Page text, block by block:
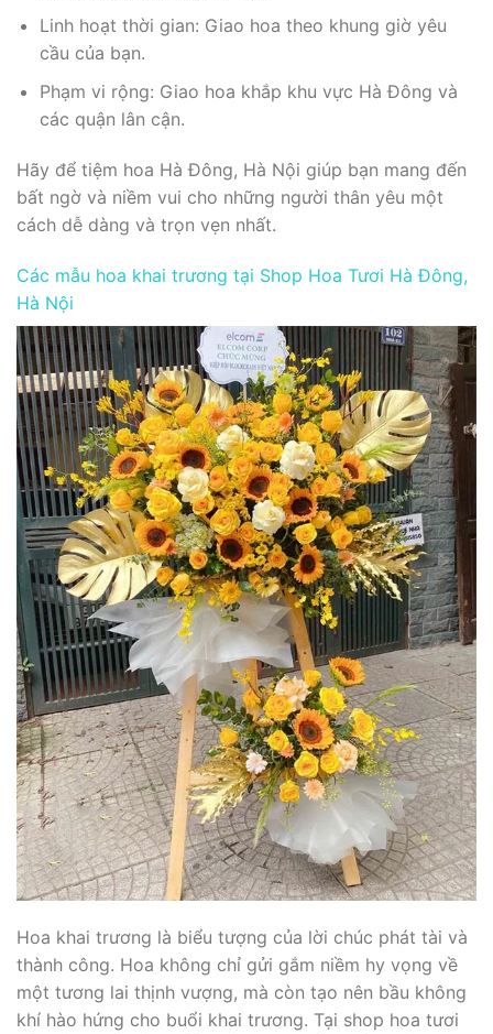
Linh hoạt thời gian: Giao hoa theo khung giờ yêu
cầu của bạn.
Phạm vi rộng: Giao hoa khắp khu vực Hà Đông và
các quận lân cận.
Hãy để tiệm hoa Hà Đông, Hà Nội giúp bạn mang đến
bất ngờ và niềm vui cho những người thân yêu một
cách dễ dàng và trọn vẹn nhất.
Các mẫu hoa khai trương tại Shop Hoa Tươi Hà Đông,
Hà Nội
Hoa khai trương là biểu tượng của lời chúc phát tài và
thành công. Hoa không chỉ gửi gắm niềm hy vọng về
một tương lai thịnh vượng, mà còn tạo nên bầu không
khí hào hứng cho buổi khai trương. Tại shop hoa tươi